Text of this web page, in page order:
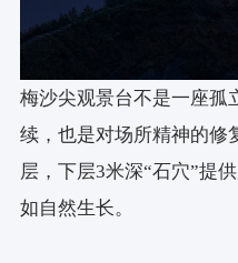
梅沙尖观景台不是一座孤
续，也是对场所精神的修
层，下层3米深“石穴”提
如自然生长。